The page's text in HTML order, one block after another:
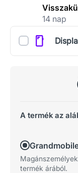
14 nap
A termék az
termék árából.